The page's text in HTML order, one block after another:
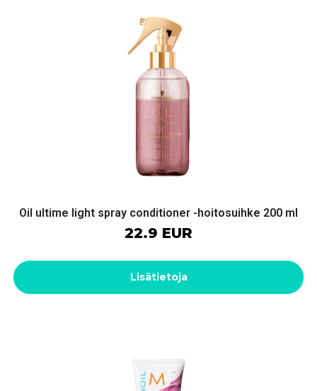
Oil ultime light spray conditioner -hoitosuihke 200 ml
22.9 EUR
Lisätietoja